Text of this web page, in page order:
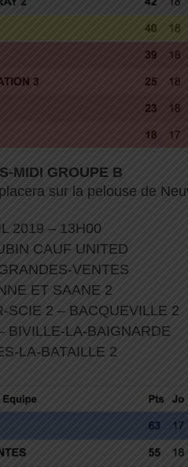
MIDI GROUPE B
sur la pelouse de
2019 – 13H00
CAUF UNITED
VENTES
ET SAANE 2
SCIE 2 – BACQUEVILLE 2
BIVILLE-LA-BAIGNARDE
LA-BATAILLE 2